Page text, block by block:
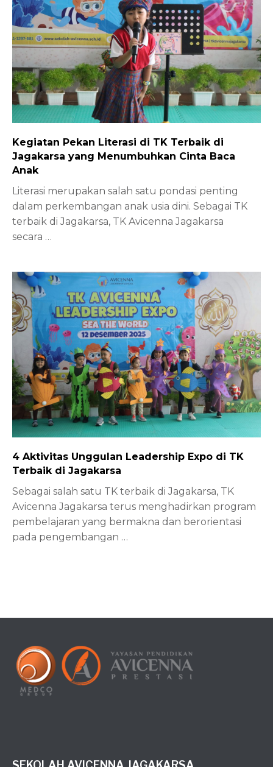
Kegiatan Pekan Literasi di TK Terbaik di
Jagakarsa yang Menumbuhkan Cinta Baca
Anak
Literasi merupakan salah satu pondasi penting
dalam perkembangan anak usia dini. Sebagai TK
terbaik di Jagakarsa, TK Avicenna Jagakarsa
secara …
4 Aktivitas Unggulan Leadership Expo di TK
Terbaik di Jagakarsa
Sebagai salah satu TK terbaik di Jagakarsa, TK
Avicenna Jagakarsa terus menghadirkan program
pembelajaran yang bermakna dan berorientasi
pada pengembangan …